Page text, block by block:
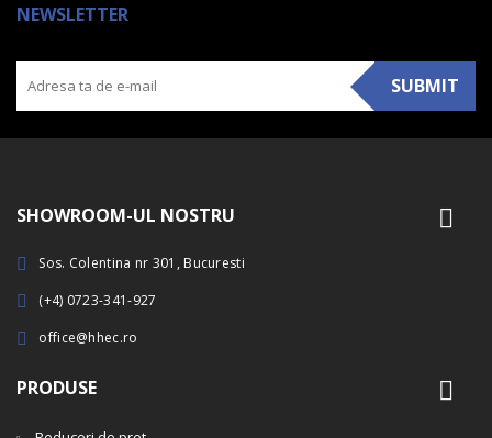
NEWSLETTER
SUBMIT
SHOWROOM-UL NOSTRU
Sos. Colentina nr 301, Bucuresti
(+4) 0723-341-927
office@hhec.ro
PRODUSE